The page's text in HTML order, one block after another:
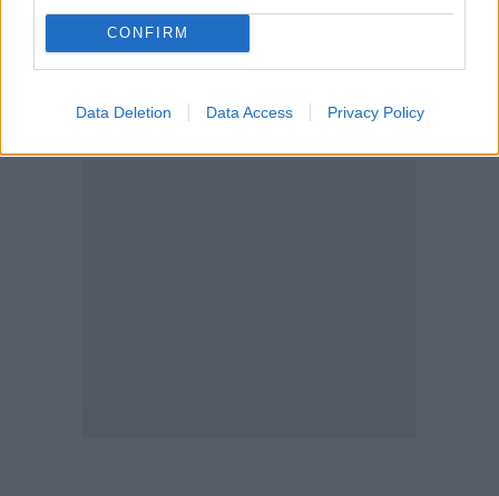
CONFIRM
Data Deletion Data Access Privacy Policy